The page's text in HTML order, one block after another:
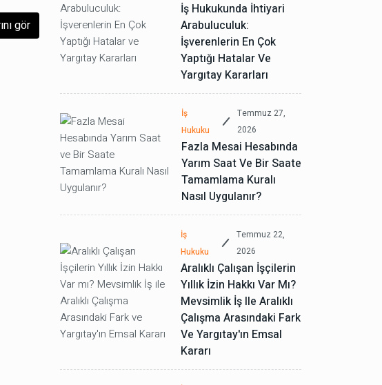
gör
İş Hukukunda İhtiyari
Arabuluculuk:
İşverenlerin En Çok
Yaptığı Hatalar Ve
Yargıtay Kararları
İş
Hukuku
Temmuz 27,
2026
Fazla Mesai Hesabında
Yarım Saat Ve Bir Saate
Tamamlama Kuralı
Nasıl Uygulanır?
İş
Hukuku
Temmuz 22,
2026
Aralıklı Çalışan İşçilerin
Yıllık İzin Hakkı Var Mı?
Mevsimlik İş Ile Aralıklı
Çalışma Arasındaki Fark
Ve Yargıtay'ın Emsal
Kararı